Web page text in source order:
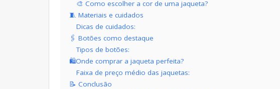
🎨 Como escolher a cor de uma jaqueta?
🧵 Materiais e cuidados
Dicas de cuidados:
🖇️ Botões como destaque
Tipos de botões:
🛍️Onde comprar a jaqueta perfeita?
Faixa de preço médio das jaquetas:
📝 Conclusão